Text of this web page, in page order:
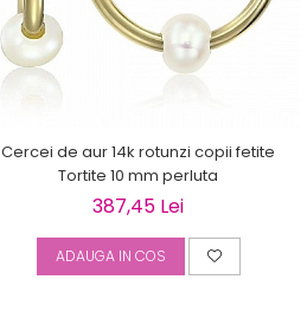
Cercei de aur 14k rotunzi copii fetite
Tortite 10 mm perluta
387,45 Lei
ADAUGA IN COS